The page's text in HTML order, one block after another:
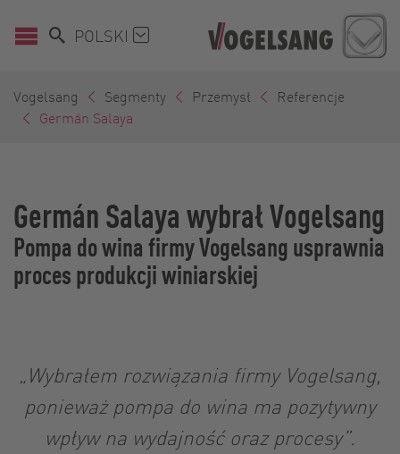
POLSKI
Vogelsang Segmenty Przemysł
Referencje
Germán Salaya
Germán Salaya wybrał Vogelsang
Pompa do wina firmy Vogelsang usprawnia
proces produkcji winiarskiej
„Wybrałem rozwiązania firmy Vogelsang,
ponieważ pompa do wina ma pozytywny
wpływ na wydajność oraz procesy”.